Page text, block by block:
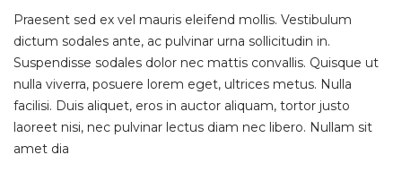
Praesent sed ex vel mauris eleifend mollis. Vestibulum
dictum sodales ante, ac pulvinar urna sollicitudin in.
Suspendisse sodales dolor nec mattis convallis. Quisque ut
nulla viverra, posuere lorem eget, ultrices metus. Nulla
facilisi. Duis aliquet, eros in auctor aliquam, tortor justo
laoreet nisi, nec pulvinar lectus diam nec libero. Nullam sit
amet dia